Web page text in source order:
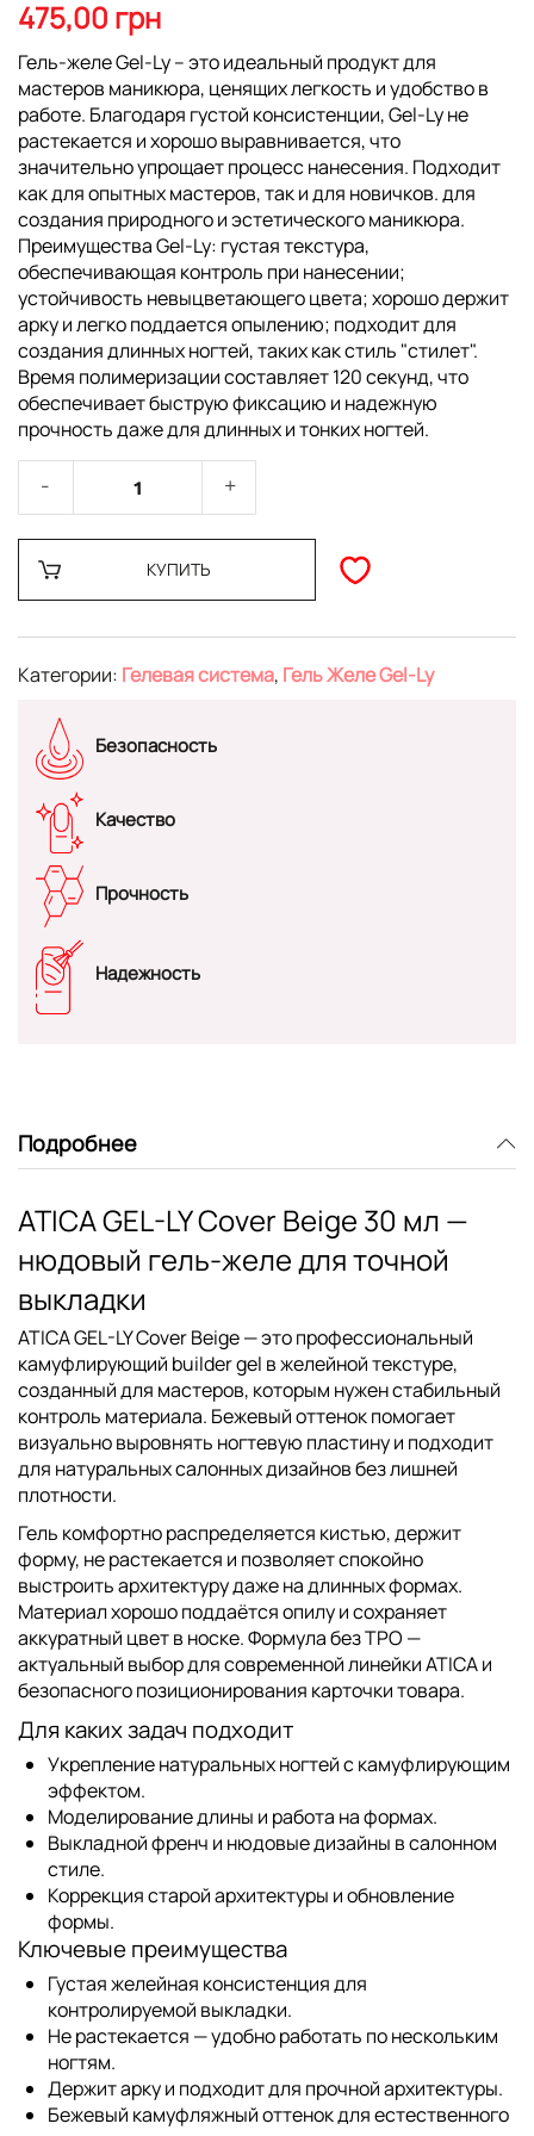
началу
галереи
изображений
475,00 грн
Гель-желе Gel-Ly – это идеальный продукт для
мастеров маникюра, ценящих легкость и удобство в
работе. Благодаря густой консистенции, Gel-Ly не
растекается и хорошо выравнивается, что
значительно упрощает процесс нанесения. Подходит
как для опытных мастеров, так и для новичков. для
создания природного и эстетического маникюра.
Преимущества Gel-Ly: густая текстура,
обеспечивающая контроль при нанесении;
устойчивость невыцветающего цвета; хорошо держит
арку и легко поддается опылению; подходит для
создания длинных ногтей, таких как стиль "стилет".
Время полимеризации составляет 120 секунд, что
обеспечивает быструю фиксацию и надежную
прочность даже для длинных и тонких ногтей.
КУПИТЬ
Категории: Гелевая система, Гель Желе Gel-Ly
Безопасность
Качество
Прочность
Надежность
Подробнее
ATICA GEL-LY Cover Beige 30 мл —
нюдовый гель-желе для точной
выкладки
ATICA GEL-LY Cover Beige— это профессиональный
камуфлирующий builder gel в желейной текстуре,
созданный для мастеров, которым нужен стабильный
контроль материала. Бежевый оттенок помогает
визуально выровнять ногтевую пластину и подходит
для натуральных салонных дизайнов без лишней
плотности.
Гель комфортно распределяется кистью, держит
форму, не растекается и позволяет спокойно
выстроить архитектуру даже на длинных формах.
Материал хорошо поддаётся опилу и сохраняет
аккуратный цвет в носке. Формула без TPO —
актуальный выбор для современной линейки ATICA и
безопасного позиционирования карточки товара.
Для каких задач подходит
Укрепление натуральных ногтей с камуфлирующим
эффектом.
Моделирование длины и работа на формах.
Выкладной френч и нюдовые дизайны в салонном
стиле.
Коррекция старой архитектуры и обновление
формы.
Ключевые преимущества
Густая желейная консистенция для
контролируемой выкладки.
Не растекается — удобно работать по нескольким
ногтям.
Держит арку и подходит для прочной архитектуры.
Бежевый камуфляжный оттенок для естественного